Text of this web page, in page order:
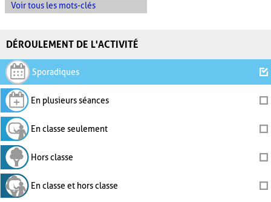
Voir tous les mots-clés
DÉROULEMENT DE L'ACTIVITÉ
Sporadiques
En plusieurs séances
En classe seulement
Hors classe
En classe et hors classe